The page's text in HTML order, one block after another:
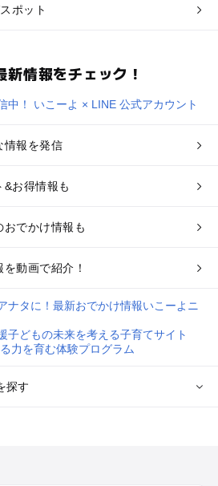
ポット
情報をチェック！
情報を発信
お得情報も
でかけ情報も
動画で紹介！
探す